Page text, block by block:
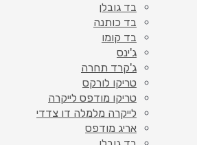
בד גובלן
בד כותנה
בד קומו
ג'ינס
ג'קרד תחרה
טריקו לורקס
טריקו מודפס לייקרה
לייקרה מלמלה דו צדדי
אריג מודפס